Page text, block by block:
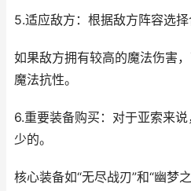
5.适应敌方：根据敌方阵容选择
如果敌方拥有较高的魔法伤害
魔法抗性。
6.重要装备购买：对于亚索来
少的。
核心装备如“无尽战刃”和“幽梦